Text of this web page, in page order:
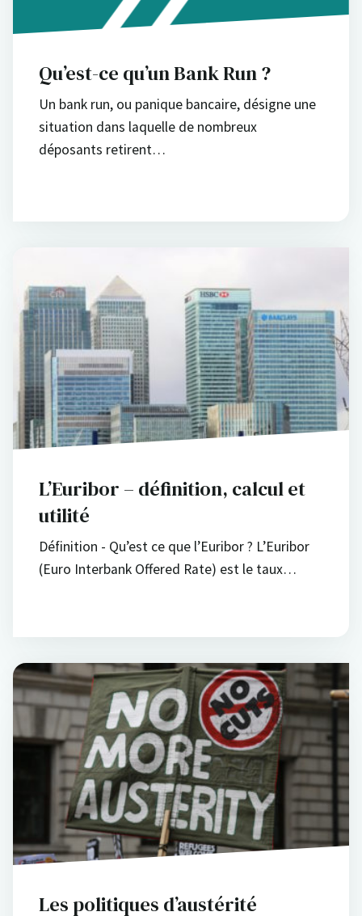
Qu’est-ce qu’un Bank Run ?
Un bank run, ou panique bancaire, désigne une
situation dans laquelle de nombreux
déposants retirent…
L’Euribor – définition, calcul et
utilité
Définition - Qu’est ce que l’Euribor ? L’Euribor
(Euro Interbank Offered Rate) est le taux…
Les politiques d’austérité